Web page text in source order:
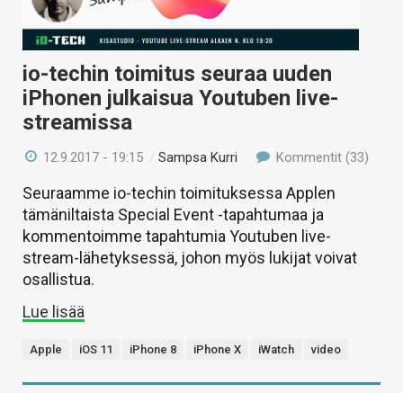
io-techin toimitus seuraa uuden
iPhonen julkaisua Youtuben live-
streamissa
12.9.2017 - 19:15 /Sampsa Kurri Kommentit (33)
Seuraamme io-techin toimituksessa Applen
tämäniltaista Special Event -tapahtumaa ja
kommentoimme tapahtumia Youtuben live-
stream-lähetyksessä, johon myös lukijat voivat
osallistua.
Lue lisää
Apple iOS 11 iPhone 8 iPhone X iWatch video